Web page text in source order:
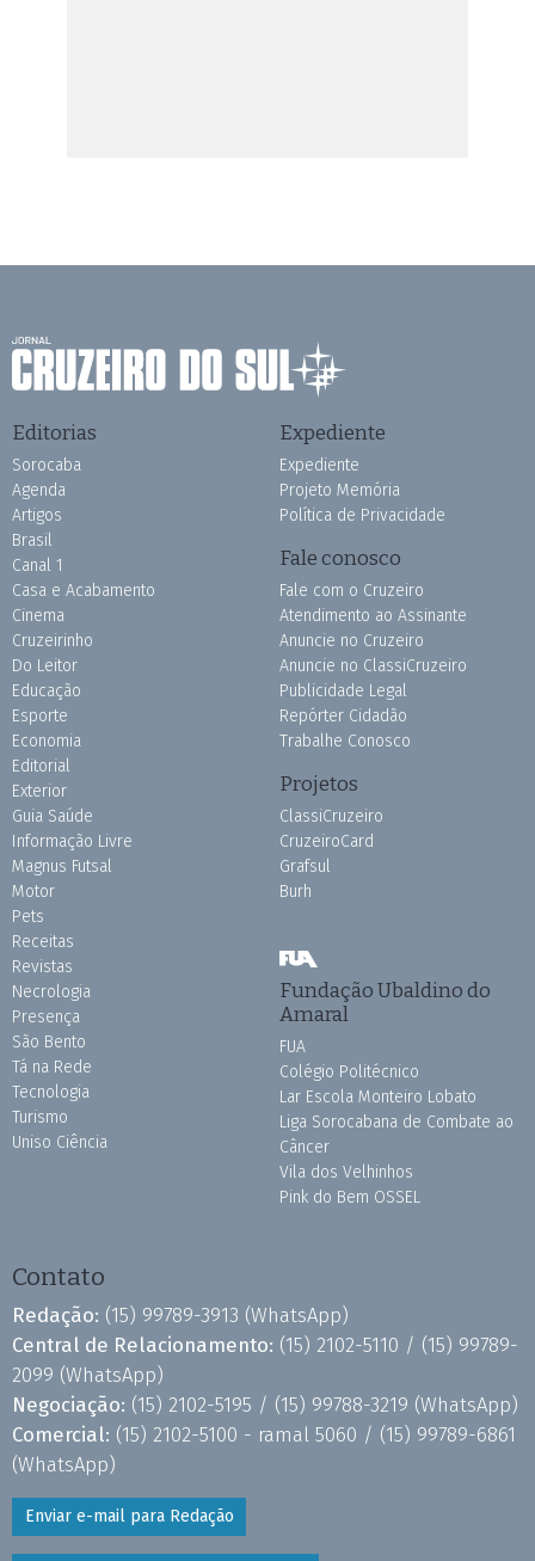
Editorias
Sorocaba
Agenda
Artigos
Brasil
Canal 1
Casa e Acabamento
Cinema
Cruzeirinho
Do Leitor
Educação
Esporte
Economia
Editorial
Exterior
Guia Saúde
Informação Livre
Magnus Futsal
Motor
Pets
Receitas
Revistas
Necrologia
Presença
São Bento
Tá na Rede
Tecnologia
Turismo
Uniso Ciência
Expediente
Expediente
Projeto Memória
Política de Privacidade
Fale conosco
Fale com o Cruzeiro
Atendimento ao Assinante
Anuncie no Cruzeiro
Anuncie no ClassiCruzeiro
Publicidade Legal
Repórter Cidadão
Trabalhe Conosco
Projetos
ClassiCruzeiro
CruzeiroCard
Grafsul
Burh
Fundação Ubaldino do
Amaral
FUA
Colégio Politécnico
Lar Escola Monteiro Lobato
Liga Sorocabana de Combate ao
Câncer
Vila dos Velhinhos
Pink do Bem OSSEL
Contato
Redação: (15) 99789-3913 (WhatsApp)
Central de Relacionamento: (15) 2102-5110 / (15) 99789-
2099 (WhatsApp)
Negociação: (15) 2102-5195 / (15) 99788-3219 (WhatsApp)
Comercial: (15) 2102-5100 - ramal 5060 / (15) 99789-6861
(WhatsApp)
Enviar e-mail para Redação